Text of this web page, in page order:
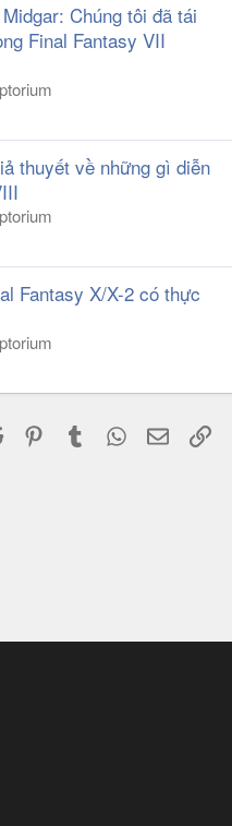
Chúng tôi đã tái
Final Fantasy VII
thuyết về những gì diễn
Fantasy X/X-2 có thực
Reddit PinterestTumblr WhatsApp
Email